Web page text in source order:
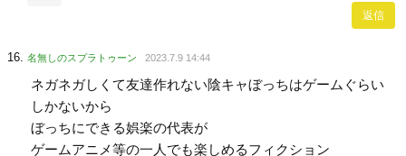
返信
名無しのスプラトゥーン 2023.7.9 14:44
ネガネガしくて友達作れない陰キャぼっちはゲームぐらい
しかないから
ぼっちにできる娯楽の代表が
ゲームアニメ等の一人でも楽しめるフィクション